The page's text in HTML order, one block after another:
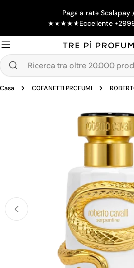
Paga a rate Scalapay
★★★★★Eccellente
Ricerca
oltre
Casa COFANETTI PROFUMI
supporto 0 in modalità modale